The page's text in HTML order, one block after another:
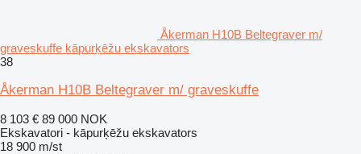
Åkerman H10B Beltegraver m/
graveskuffe kāpurķēžu ekskavators
38
Åkerman H10B Beltegraver m/ graveskuffe
8 103 € 89 000 NOK
Ekskavatori - kāpurķēžu ekskavators
18 900 m/st